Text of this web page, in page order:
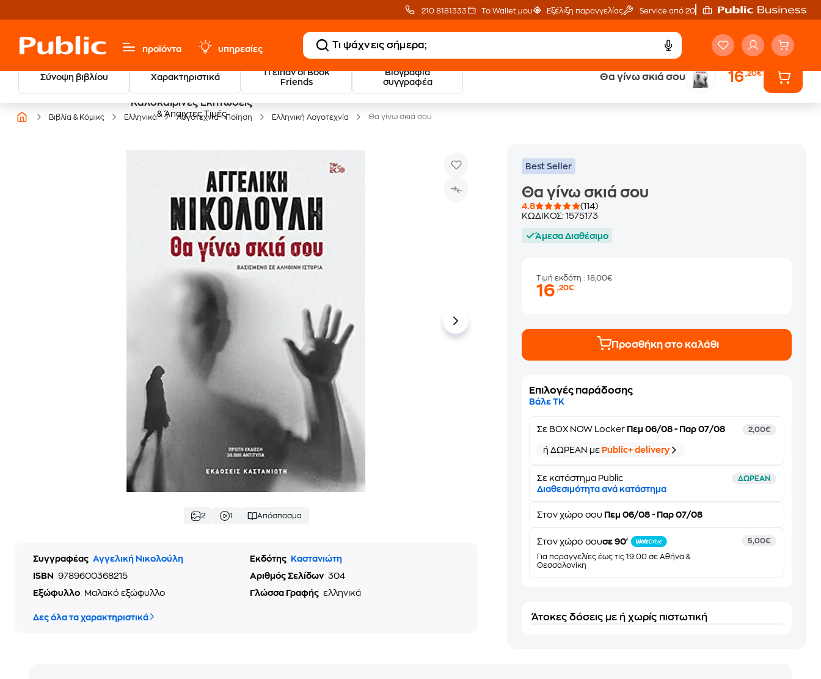
210 8181333 Το Wallet μου Εξέλιξη παραγγελίας Service από 20'
προϊόντα υπηρεσίες
Σύνοψη βιβλίου Χαρακτηριστικά
Τι είπαν οι Book
Friends
Βιογραφία
συγγραφέα
Θα γίνω σκιά σου 16,20€
Καλοκαιρινές Εκπτώσεις
& Άπαιχτες Τιμές
20 € Public επιστροφή
με Snappi με Public+ Delivery
Έλα στον κόσμο
Βιβλία & Κόμικς Ελληνικά Λογοτεχνία - Ποίηση Ελληνική Λογοτεχνία Θα γίνω σκιά σου
2 1 Απόσπασμα
Συγγραφέας Αγγελική Νικολούλη Εκδότης
Καστανιώτη
ISBN
9789600368215 Αριθμός Σελίδων 304
Εξώφυλλο
Μαλακό εξώφυλλο Γλώσσα Γραφής ελληνικά
Δες όλα τα χαρακτηριστικά
Best Seller
Θα γίνω σκιά σου
4.8
(114)
ΚΩΔΙΚΟΣ:1575173
Άμεσα Διαθέσιμο
Τιμή εκδότη: 18,00€
16,20€
Προσθήκη στο καλάθι
Επιλογές παράδοσης
Βάλε ΤΚ
Σε BOX NOW Locker Πεμ 06/08 - Παρ 07/08 2,00€
ή ΔΩΡΕΑΝ με Public+ delivery
Σε κατάστημα Public ΔΩΡΕΑΝ
Διαθεσιμότητα ανά κατάστημα
Στονχώρο σου Πεμ 06/08 - Παρ 07/08
Στον χώρο σουσε 90'
Για παραγγελίες έως τις 19:00 σε Αθήνα &
Θεσσαλονίκη
5,00€
Άτοκες δόσεις με ή χωρίς πιστωτική